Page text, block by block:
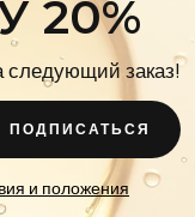
20%
следующий заказ!
ПОДПИСАТЬСЯ
и положения